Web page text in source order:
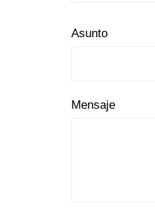
Asunto
Mensaje